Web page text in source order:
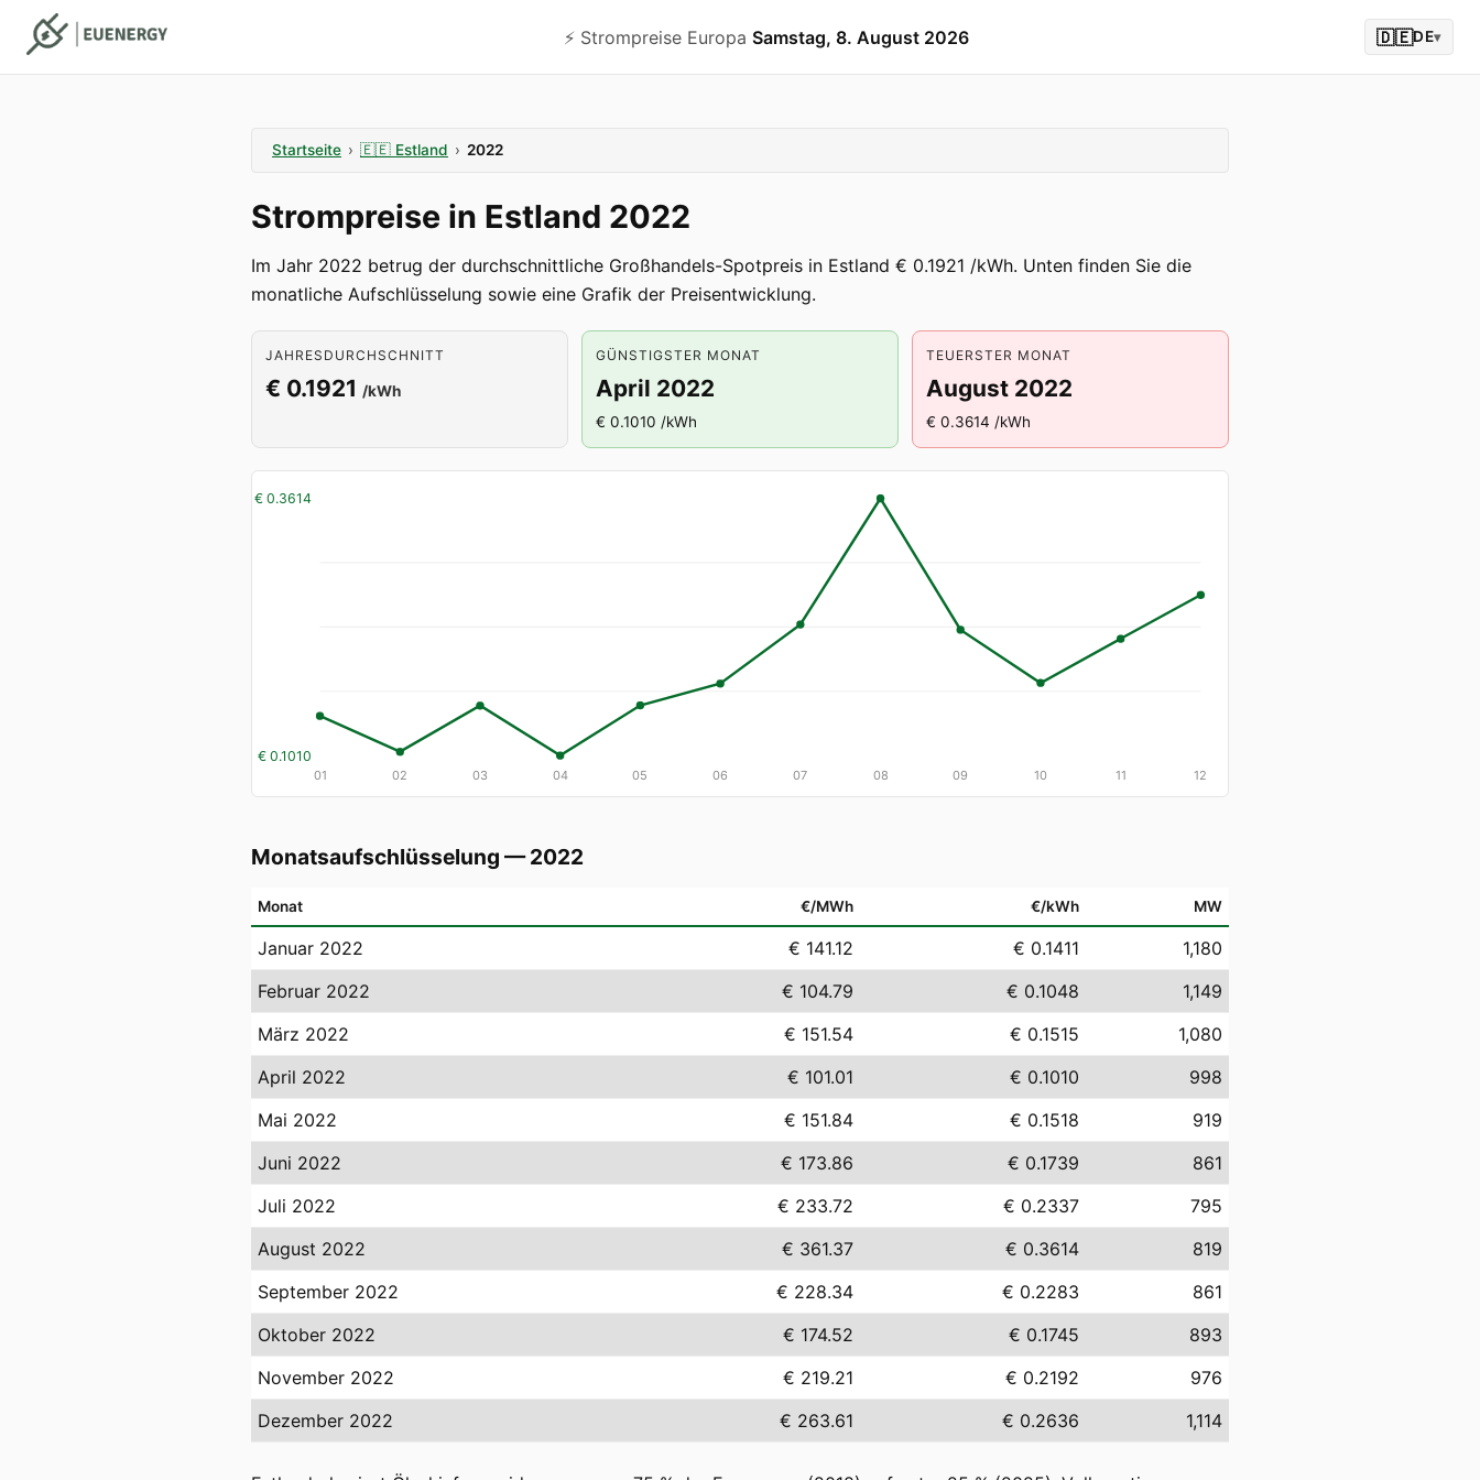
⚡️ Strompreise Europa Samstag, 8. August 2026 🇩🇪DE▾
Startseite › 🇪🇪 Estland › 2022
Strompreise in Estland 2022
Im Jahr 2022 betrug der durchschnittliche Großhandels-Spotpreis in Estland € 0.1921 /kWh. Unten finden Sie die
monatliche Aufschlüsselung sowie eine Grafik der Preisentwicklung.
JAHRESDURCHSCHNITT
€ 0.1921 /kWh
GÜNSTIGSTER MONAT
April 2022
€ 0.1010 /kWh
TEUERSTER MONAT
August 2022
€ 0.3614 /kWh
€ 0.3614
€ 0.1010
01 02 03 04 05 06 07 08 09 10 11 12
Monatsaufschlüsselung — 2022
Monat €/MWh €/kWh MW
Januar 2022 € 141.12 € 0.1411
1,180
Februar 2022
€ 104.79 € 0.1048
1,149
März 2022
€ 151.54 € 0.1515
1,080
April 2022
€ 101.01 € 0.1010
998
Mai 2022
€ 151.84 € 0.1518
919
Juni 2022
€ 173.86 € 0.1739
861
Juli 2022
€ 233.72 € 0.2337
795
August 2022
€ 361.37 € 0.3614
819
September 2022
€ 228.34 € 0.2283
861
Oktober 2022
€ 174.52 € 0.1745
893
November 2022
€ 219.21 € 0.2192
976
Dezember 2022
€ 263.61 € 0.2636 1,114